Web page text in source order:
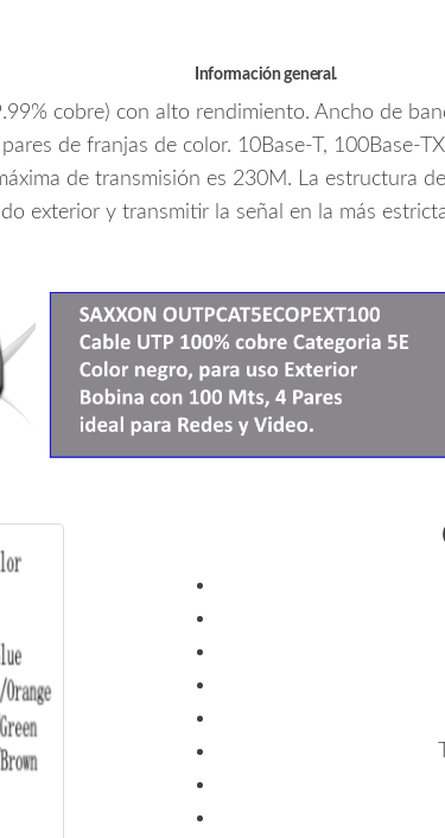
Pares
/
Redes
cantidad
Información general.
cobre) con alto rendimiento. Ancho de
de franjas de color. 10Base-T, 100Base-
de transmisión es 230M. La estructura
exterior y transmitir la señal en la más